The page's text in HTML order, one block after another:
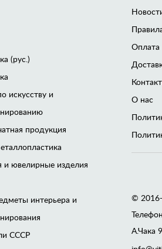
(рус.)
искусству и
продукция
и ювелирные изделия
интерьера и
CCCР
Оплата
О нас
© 2016-
А.Чака